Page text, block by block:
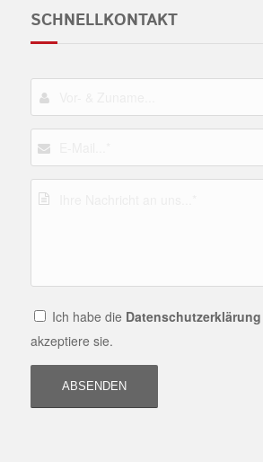
SCHNELLKONTAKT
Ich habe die Datenschutzerklärung
akzeptiere sie.